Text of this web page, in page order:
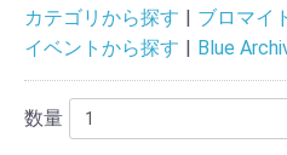
カテゴリから探す
ブロマイ
イベントから探す
Blue
数量